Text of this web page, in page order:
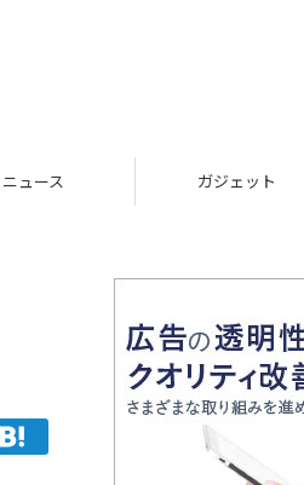
ニュース ガジェット